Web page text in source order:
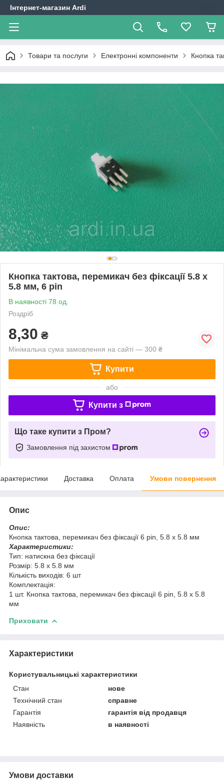
Інтернет-магазин Ardi
Товари та послуги Електронні компоненти Кнопка
Кнопка тактова, перемикач без фіксації 5.8 х
5.8 мм, 6 pin
В наявності 78 од.
Роздріб
8,30 ₴
Мінімальна сума замовлення на сайті — 300 ₴
Купити
або
Купити з
Що таке купити з Пром?
Замовлення під захистом
Доставка Оплата Умови повернення
Опис
Опис:
Кнопка тактова, перемикач без фіксації 6 pin, 5.8 х 5.8 мм
Характеристики:
Тип: натискна без фіксації
Розмір: 5.8 х 5.8 мм
Кількість виходів: 6 шт
Комплектація:
1 шт. Кнопка тактова, перемикач без фіксації 6 pin, 5.8 х 5.8
мм
Приховати
Характеристики
Користувальницькі характеристики
Стан
нове
Технічний стан
справне
Гарантія
гарантія від продавця
Наявність
в наявності
Умови доставки